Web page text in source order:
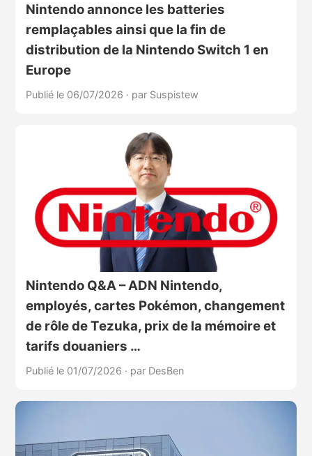
Nintendo annonce les batteries
remplaçables ainsi que la fin de
distribution de la Nintendo Switch 1 en
Europe
Publié le 06/07/2026 · par Suspistew
Nintendo Q&A – ADN Nintendo,
employés, cartes Pokémon, changement
de rôle de Tezuka, prix de la mémoire et
tarifs douaniers …
Publié le 01/07/2026 · par DesBen